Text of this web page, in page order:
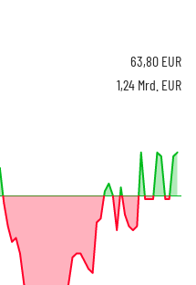
63,80 EUR
1,24 Mrd. EUR